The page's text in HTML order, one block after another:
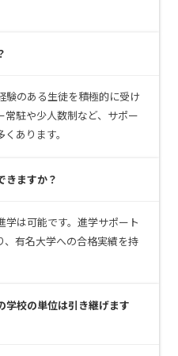
験のある生徒を積極的に受け
常駐や少人数制など、サポー
あります。
きますか？
学は可能です。進学サポート
、有名大学への合格実績を持
学校の単位は引き継げます